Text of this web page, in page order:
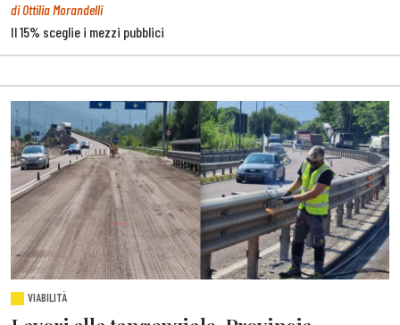
di Ottilia Morandelli
Il 15% sceglie i mezzi pubblici
VIABILITÀ